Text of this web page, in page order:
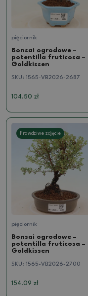
pięciornik
Bonsai ogrodowe –
potentilla fruticosa –
Goldkissen
SKU: 1565-VB2026-2687
104.50 zł
Prawdziwe zdjęcie
pięciornik
Bonsai ogrodowe –
potentilla fruticosa –
Goldkissen
SKU: 1565-VB2026-2700
154.09 zł